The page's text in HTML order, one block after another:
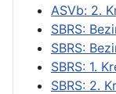
ASVb: 2.
SBRS:
SBRS:
SBRS: 1.
SBRS: 2.